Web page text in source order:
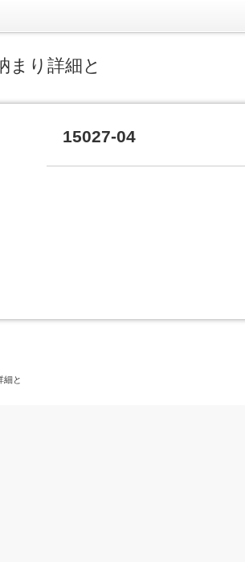
まり詳細と
15027-04
細と